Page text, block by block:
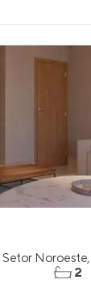
Setor Noroeste,
2